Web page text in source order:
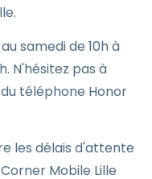
samedi de 10h à
N'hésitez pas à
téléphone Honor
les délais d'attente
Mobile Lille